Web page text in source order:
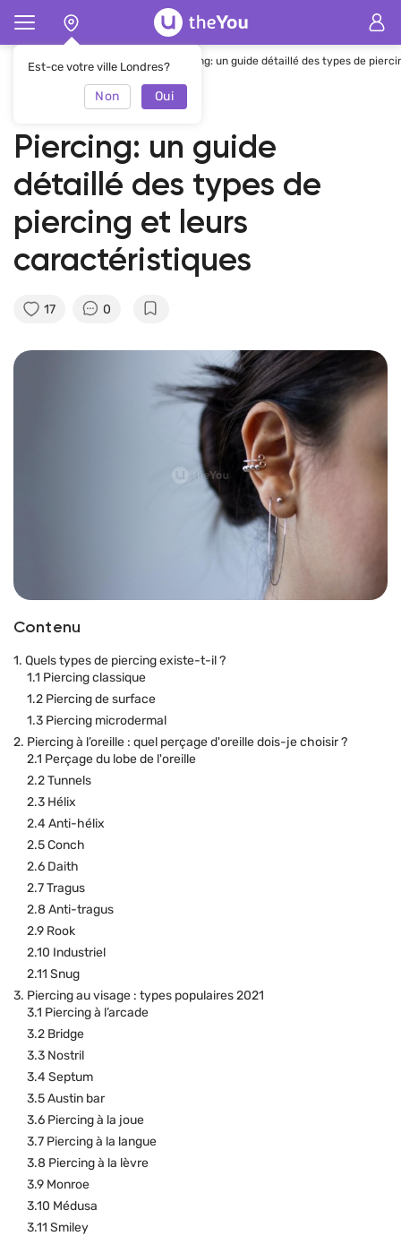
Est-ce votre ville Londres?
Non Oui
Page d'accueil Magazine Piercing: un guide détaillé des types de
theYou Team
Piercing: un guide
détaillé des types de
piercing et leurs
caractéristiques
17 0
Contenu
1. Quels types de piercing existe-t-il ?
1.1 Piercing classique
1.2 Piercing de surface
1.3 Piercing microdermal
2. Piercing à l’oreille : quel perçage d'oreille dois-je choisir ?
2.1 Perçage du lobe de l'oreille
2.2 Tunnels
2.3 Hélix
2.4 Anti-hélix
2.5 Conch
2.6 Daith
2.7 Tragus
2.8 Anti-tragus
2.9 Rook
2.10 Industriel
2.11 Snug
3. Piercing au visage : types populaires 2021
3.1 Piercing à l’arcade
3.2 Bridge
3.3 Nostril
3.4 Septum
3.5 Austin bar
3.6 Piercing à la joue
3.7 Piercing à la langue
3.8 Piercing à la lèvre
3.9 Monroe
3.10 Médusa
3.11 Smiley